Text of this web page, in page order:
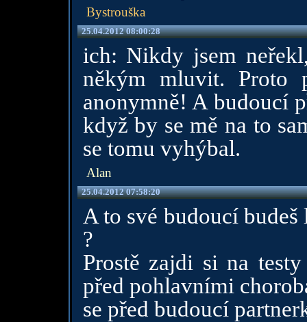
Bystrouška
25.04.2012 08:00:28
ich: Nikdy jsem
někým mluvit. Proto
anonymně! A budoucí
když by se mě na to
se tomu vyhýbal.
Alan
25.04.2012 07:58:20
A to své budoucí
?
Prostě zajdi si na
před pohlavními
se před budoucí